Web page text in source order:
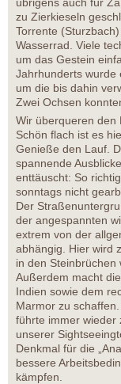
zu Zierkieseln
Torrente
Wasserrad. Viele
um das Gestein
Jahrhunderts wurde
um die bis dahin
Zwei Ochsen
Wir überqueren den
Schön flach ist es
Genieße den Lauf.
spannende
enttäuscht: So
sonntags nicht
Der
der angespannten
extrem von der
abhängig. Hier wird
in den Steinbrüchen
Außerdem macht
Indien sowie dem
Marmor zu
führte immer wieder
unserer
Denkmal für die
bessere
kämpfen.